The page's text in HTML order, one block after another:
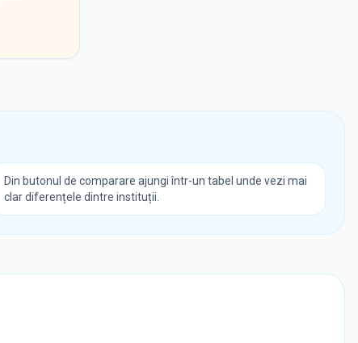
Din butonul de comparare ajungi într-un tabel unde vezi mai
clar diferențele dintre instituții.